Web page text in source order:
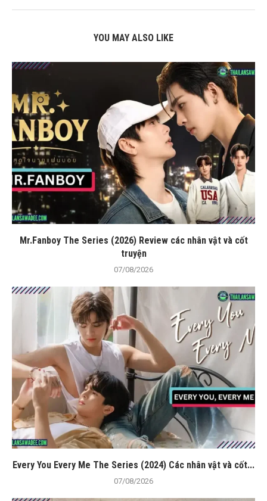
YOU MAY ALSO LIKE
Mr.Fanboy The Series (2026) Review các nhân vật và cốt
truyện
07/08/2026
Every You Every Me The Series (2024) Các nhân vật và cốt...
07/08/2026